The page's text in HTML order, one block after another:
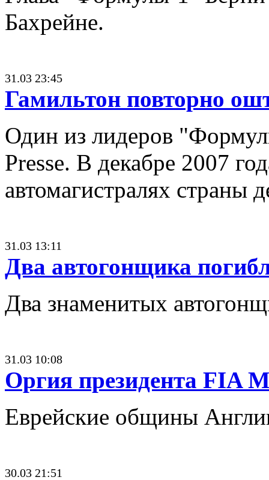
Бахрейне.
31.03 23:45
Гамильтон повторно
Один из лидеров
Presse. В декабре 2007
автомагистралях страны
31.03 13:11
Два автогонщика
Два знаменитых
31.03 10:08
Оргия президента FIA
Еврейские общины
30.03 21:51